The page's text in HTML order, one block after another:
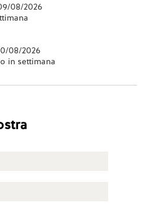
08/2026
08/2026
in settimana